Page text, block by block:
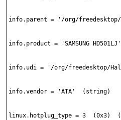
info.parent = '/org/freedesktop/
info.product = 'SAMSUNG
info.udi = '/org/freedesktop/Hal/
info.vendor = 'ATA'  (string)
linux.hotplug_type = 3  (0x3)